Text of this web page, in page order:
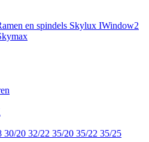
en spindels Skylux IWindow2
30/20 32/22 35/20 35/22 35/25